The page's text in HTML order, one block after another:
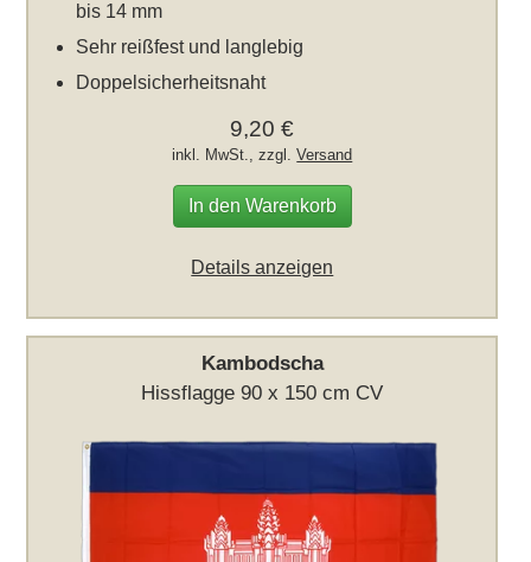
bis 14 mm
Sehr reißfest und langlebig
Doppelsicherheitsnaht
9,20 €
inkl. MwSt., zzgl.Versand
In den Warenkorb
Details anzeigen
Kambodscha
Hissflagge 90 x 150 cm CV